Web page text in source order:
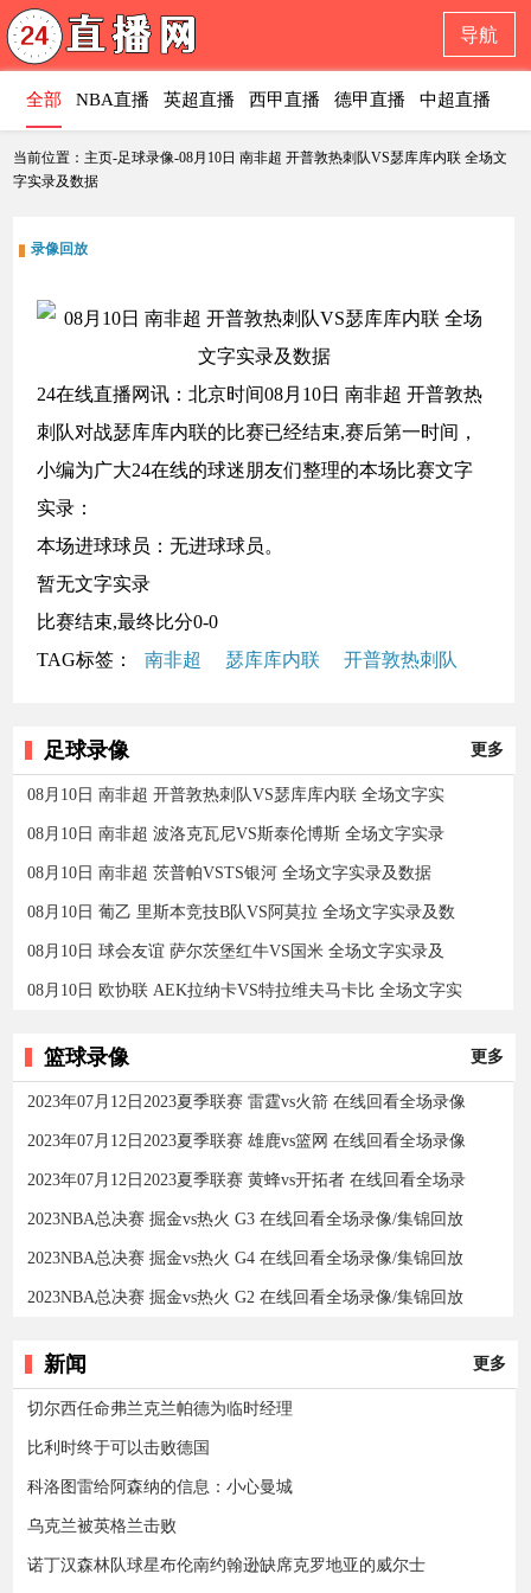
导航
全部 NBA直播 英超直播 西甲直播 德甲直播 中超直播
当前位置：主页-足球录像-08月10日 南非超 开普敦热刺队VS瑟库库内联 全场文
字实录及数据
录像回放
24在线直播网讯：北京时间08月10日 南非超 开普敦热
刺队对战瑟库库内联的比赛已经结束,赛后第一时间，
小编为广大24在线的球迷朋友们整理的本场比赛文字
实录：
本场进球球员：无进球球员。
暂无文字实录
比赛结束,最终比分0-0
TAG标签：
南非超 瑟库库内联 开普敦热刺队
足球录像 更多
08月10日 南非超 开普敦热刺队VS瑟库库内联 全场文字实
08月10日 南非超 波洛克瓦尼VS斯泰伦博斯 全场文字实录
08月10日 南非超 茨普帕VSTS银河 全场文字实录及数据
08月10日 葡乙 里斯本竞技B队VS阿莫拉 全场文字实录及数
08月10日 球会友谊 萨尔茨堡红牛VS国米 全场文字实录及
08月10日 欧协联 AEK拉纳卡VS特拉维夫马卡比 全场文字实
篮球录像 更多
2023年07月12日2023夏季联赛 雷霆vs火箭 在线回看全场录像
2023年07月12日2023夏季联赛 雄鹿vs篮网 在线回看全场录像
2023年07月12日2023夏季联赛 黄蜂vs开拓者 在线回看全场录
2023NBA总决赛 掘金vs热火 G3 在线回看全场录像/集锦回放
2023NBA总决赛 掘金vs热火 G4 在线回看全场录像/集锦回放
2023NBA总决赛 掘金vs热火 G2 在线回看全场录像/集锦回放
新闻 更多
切尔西任命弗兰克兰帕德为临时经理
比利时终于可以击败德国
科洛图雷给阿森纳的信息：小心曼城
乌克兰被英格兰击败
诺丁汉森林队球星布伦南约翰逊缺席克罗地亚的威尔士